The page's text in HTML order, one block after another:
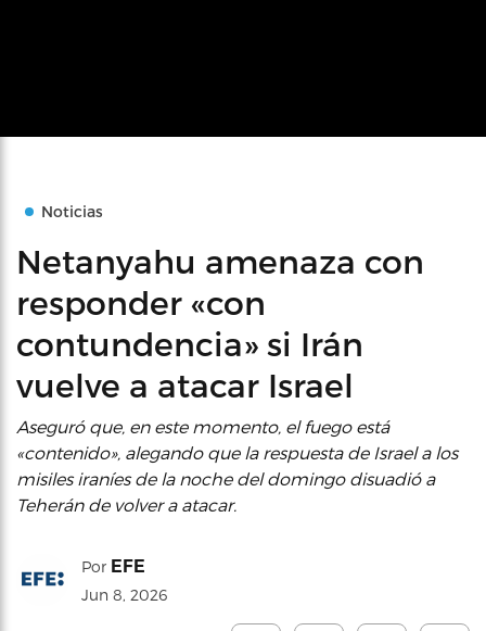
Noticias
Netanyahu amenaza con
responder «con
contundencia» si Irán
vuelve a atacar Israel
Aseguró que, en este momento, el fuego está
«contenido», alegando que la respuesta de Israel a los
misiles iraníes de la noche del domingo disuadió a
Teherán de volver a atacar.
Por EFE
Jun 8, 2026